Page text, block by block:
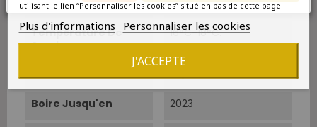
Température De
Service
16°C-18°C.
Boire Jusqu'en 2023
utilisant le lien “Personnaliser les cookies” situé en bas de cette page.
Plus d'informations Personnaliser les cookies
J'ACCEPTE